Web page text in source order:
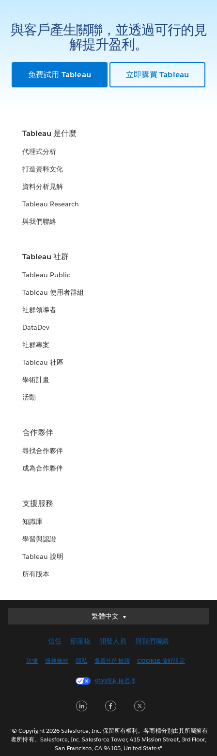
與客戶產生關聯，並透過可行的見
解提升盈利。
免費試用 Tableau 立即購買 Tableau
Tableau 是什麼
代理式分析
打造資料文化
資料分析見解
Tableau Research
與我們聯絡
Tableau 社群
Tableau Public
Tableau 使用者群組
社群領導者
DataDev
社群專案
Tableau 社區
學術計畫
活動
合作夥伴
尋找合作夥伴
成為合作夥伴
支援服務
知識庫
學習與認證
Tableau 說明
所有版本
繁體中文
繁體中文
English (UK)
Français (Canada)
Italiano
한국어
Nederlands
信任 部落格 開發人員 與我們聯絡
法律 服務條款 隱私 負責任的披露 COOKIE 偏好設定
您的隱私權選擇
LinkedInFacebook
"© Copyright 2026 Salesforce, Inc. 保留所有權利。各商標分別由其所屬擁有
者所持有。Salesforce, Inc. Salesforce Tower, 415 Mission Street, 3rd Floor,
San Francisco, CA 94105, United States"